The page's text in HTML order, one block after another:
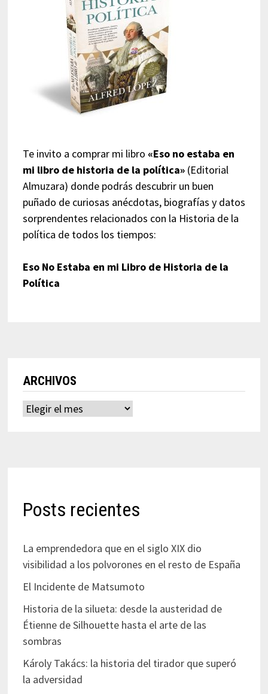
Te invito a comprar mi libro «Eso no estaba en
mi libro de historia de la política»(Editorial
Almuzara) donde podrás descubrir un buen
puñado de curiosas anécdotas, biografías y datos
sorprendentes relacionados con la Historia de la
política de todos los tiempos:
Eso No Estaba en mi Libro de Historia de la
Política
ARCHIVOS
Archivos
Posts recientes
La emprendedora que en el siglo XIX dio
visibilidad a los polvorones en el resto de España
El Incidente de Matsumoto
Historia de la silueta: desde la austeridad de
Étienne de Silhouette hasta el arte de las
sombras
Károly Takács: la historia del tirador que superó
la adversidad